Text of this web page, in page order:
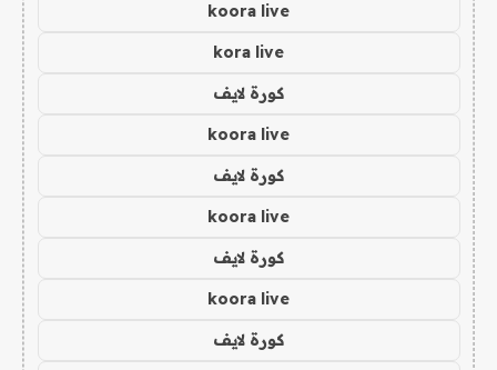
koora live
kora live
كورة لايف
koora live
كورة لايف
koora live
كورة لايف
koora live
كورة لايف